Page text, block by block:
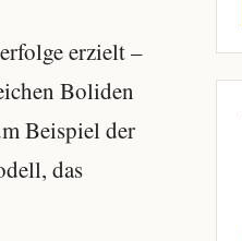
erzielt –
Boliden
Beispiel der
das